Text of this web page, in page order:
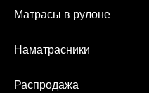
Матрасы в рулоне
Наматрасники
Распродажа